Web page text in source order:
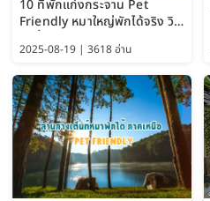
10 ที่พักแก่งกระจาน Pet
Friendly หมาใหญ่พักได้จริง วิว
2025-08-19 | 3618 อ่าน